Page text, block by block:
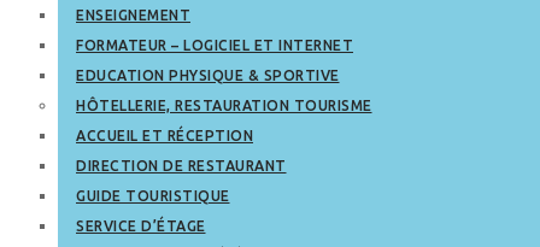
ENSEIGNEMENT
FORMATEUR – LOGICIEL ET INTERNET
EDUCATION PHYSIQUE & SPORTIVE
HÔTELLERIE, RESTAURATION TOURISME
ACCUEIL ET RÉCEPTION
DIRECTION DE RESTAURANT
GUIDE TOURISTIQUE
SERVICE D’ÉTAGE